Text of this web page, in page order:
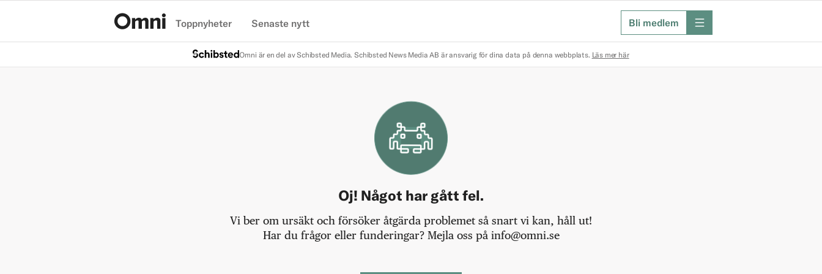
Toppnyheter Senaste nytt Bli medlem meny
Omni är en del av Schibsted Media. Schibsted News Media AB är ansvarig för dina data på denna webbplats. Läs mer här
Oj! Något har gått fel.
Vi ber om ursäkt och försöker åtgärda problemet så snart vi kan, håll ut!
Har du frågor eller funderingar? Mejla oss på info@omni.se